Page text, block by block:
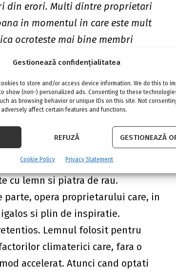
Gestionează confidențialitatea
to store and/or access device information. We do this to
show (non-) personalized ads. Consenting to these
as browsing behavior or unique IDs on this site. Not
affect certain features and functions.
REFUZĂ GESTIONEAZĂ
Cookie Policy Privacy Statement
din erori. Multi dintre proprietari
in momentul in care este mult
ocroteste mai bine membri
Pe langa arhitectura sa extrem
cu zane, proprietarii spun ca
ceva: un metru patrat din
care, in timp, s-a
toti ai casei si prietenii lor.
din
tigla ceramica solzi de
cu lemn si piatra de rau.
parte, opera proprietarului care, in
si plin de inspiratie.
Lemnul folosit pentru
climaterici care, fara o
accelerat. Atunci cand optati